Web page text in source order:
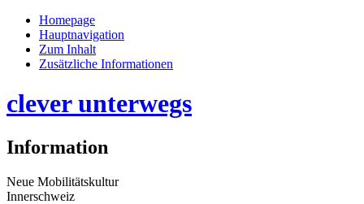
Homepage
Hauptnavigation
Zum Inhalt
Zusätzliche Informationen
clever unterwegs
Information
Neue Mobilitätskultur
Innerschweiz